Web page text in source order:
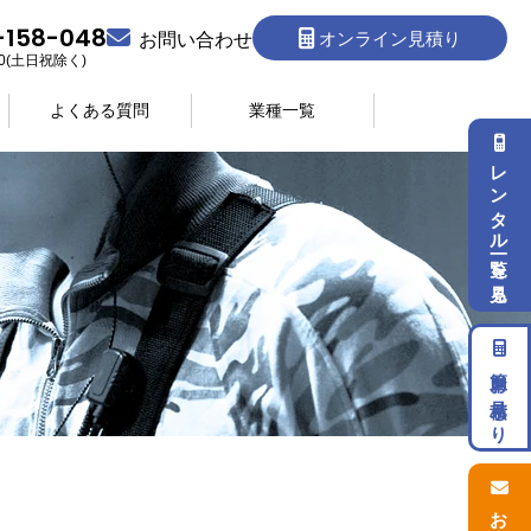
158-048
土日祝除く)
お問い合わせ オンライン見積り
よくある質問 業種一覧
レンタル一覧を見る
簡単お見積もり